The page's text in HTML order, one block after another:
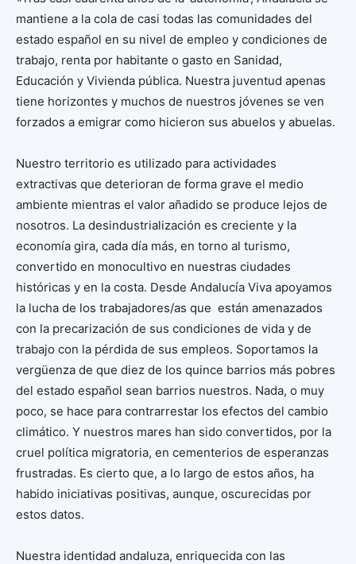
mantiene a la cola de casi todas las comunidades del
estado español en su nivel de empleo y condiciones de
trabajo, renta por habitante o gasto en Sanidad,
Educación y Vivienda pública. Nuestra juventud apenas
tiene horizontes y muchos de nuestros jóvenes se ven
forzados a emigrar como hicieron sus abuelos y abuelas.
Nuestro territorio es utilizado para actividades
extractivas que deterioran de forma grave el medio
ambiente mientras el valor añadido se produce lejos de
nosotros. La desindustrialización es creciente y la
economía gira, cada día más, en torno al turismo,
convertido en monocultivo en nuestras ciudades
históricas y en la costa. Desde Andalucía Viva apoyamos
la lucha de los trabajadores/as que están amenazados
con la precarización de sus condiciones de vida y de
trabajo con la pérdida de sus empleos. Soportamos la
vergüenza de que diez de los quince barrios más pobres
del estado español sean barrios nuestros. Nada, o muy
poco, se hace para contrarrestar los efectos del cambio
climático. Y nuestros mares han sido convertidos, por la
cruel política migratoria, en cementerios de esperanzas
frustradas. Es cierto que, a lo largo de estos años, ha
habido iniciativas positivas, aunque, oscurecidas por
estos datos.
Nuestra identidad andaluza, enriquecida con las